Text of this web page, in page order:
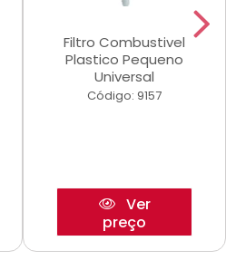
Filtro Combustivel
Plastico Pequeno
Universal
Código: 9157
Ver
preço